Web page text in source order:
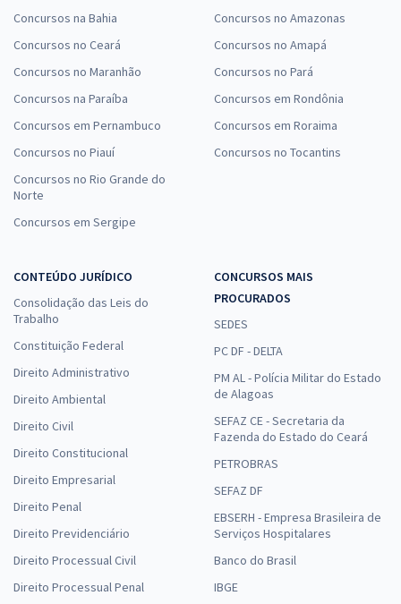
Concursos na Bahia
Concursos no Ceará
Concursos no Maranhão
Concursos na Paraíba
Concursos em Pernambuco
Concursos no Piauí
Concursos no Rio Grande do
Norte
Concursos em Sergipe
Concursos no Amazonas
Concursos no Amapá
Concursos no Pará
Concursos em Rondônia
Concursos em Roraima
Concursos no Tocantins
CONTEÚDO JURÍDICO
Consolidação das Leis do
Trabalho
Constituição Federal
Direito Administrativo
Direito Ambiental
Direito Civil
Direito Constitucional
Direito Empresarial
Direito Penal
Direito Previdenciário
Direito Processual Civil
Direito Processual Penal
CONCURSOS MAIS
PROCURADOS
SEDES
PC DF - DELTA
PM AL - Polícia Militar do Estado
de Alagoas
SEFAZ CE - Secretaria da
Fazenda do Estado do Ceará
PETROBRAS
SEFAZ DF
EBSERH - Empresa Brasileira de
Serviços Hospitalares
Banco do Brasil
IBGE